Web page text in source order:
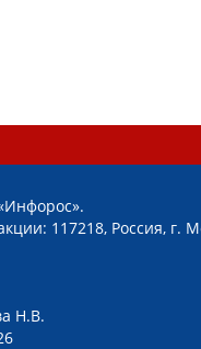
117218, Россия, г.
Н.В.